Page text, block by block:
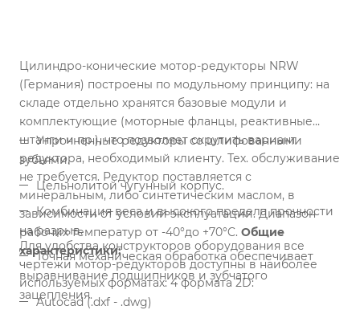
Цилиндро-конические мотор-редукторы NRW
(Германия) построены по модульному принципу: на
складе отдельно хранятся базовые модули и
комплектующие (моторные фланцы, реактивные
штанги и пр.), что позволяет скрутить вариант
редуктора, необходимый клиенту. Тех. обслуживание
не требуется. Редуктор поставляется с
минеральным, либо синтетическим маслом, в
зависимости от условий эксплуатации. Диапазон
рабочих температур от -40°до +70°C. Общие
характеристики:
Упрочненные редукторы со шлифованными
зубьями.
Цельнолитой чугунный корпус.
Комбинация веса и высокого предела прочности
на разрыв.
Точная механическая обработка обеспечивает
выравнивание подшипников и зубчатого
зацепления.
Для удобства конструкторов оборудования все
чертежи мотор-редукторов доступны в наиболее
используемых форматах: 4 формата 2D:
Autocad (.dxf - .dwg)